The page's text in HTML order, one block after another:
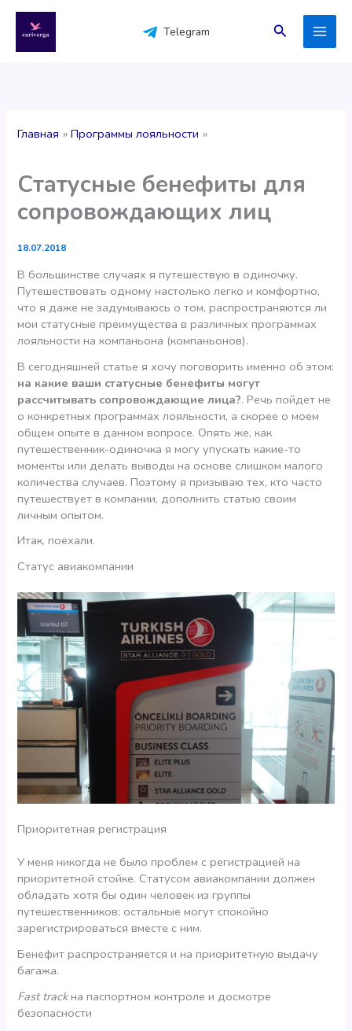
содержимому
Telegram Поиск
Главная Программы лояльности
Статусные бенефиты для
сопровождающих лиц
18.07.2018
В большинстве случаях я путешествую в одиночку.
Путешествовать одному настолько легко и комфортно,
что я даже не задумываюсь о том, распространяются ли
мои статусные преимущества в различных программах
лояльности на компаньона (компаньонов).
В сегодняшней статье я хочу поговорить именно об этом:
на какие ваши статусные бенефиты могут
рассчитывать сопровождающие лица?. Речь пойдет не
о конкретных программах лояльности, а скорее о моем
общем опыте в данном вопросе. Опять же, как
путешественник-одиночка я могу упускать какие-то
моменты или делать выводы на основе слишком малого
количества случаев. Поэтому я призываю тех, кто часто
путешествует в компании, дополнить статью своим
личным опытом.
Итак, поехали.
Статус авиакомпании
Приоритетная регистрация
У меня никогда не было проблем с регистрацией на
приоритетной стойке. Статусом авиакомпании должен
обладать хотя бы один человек из группы
путешественников; остальные могут спокойно
зарегистрироваться вместе с ним.
Бенефит распространяется и на приоритетную выдачу
багажа.
Fast trackна паспортном контроле и досмотре
безопасности